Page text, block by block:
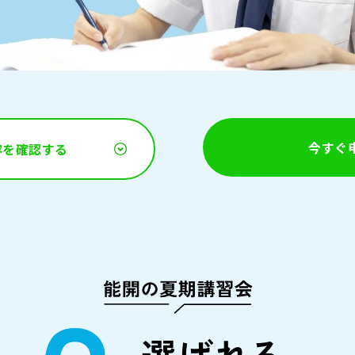
確認する 今すぐ